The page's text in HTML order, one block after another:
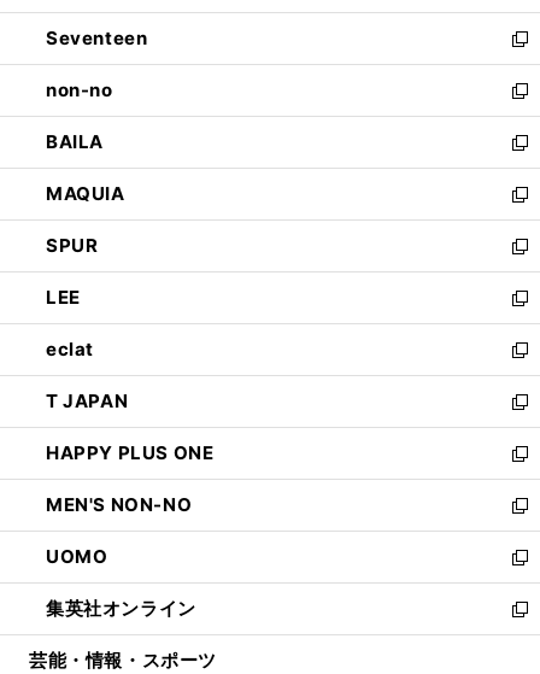
開
く
ウ
で
開
く
ン
ド
ウ
で
開
く
Seventeen
新
し
い
ウ
ィ
ン
ド
ウ
で
開
く
non-no
新
し
い
ウ
ィ
ン
ド
ウ
で
開
く
BAILA
新
し
い
ウ
ィ
ン
ド
ウ
で
開
く
MAQUIA
新
し
い
ウ
ィ
ン
ド
ウ
で
開
く
SPUR
新
し
い
ウ
ィ
ン
ド
ウ
で
開
く
LEE
新
し
い
ウ
ィ
ン
ド
ウ
で
開
く
eclat
新
し
い
ウ
ィ
ン
ド
ウ
で
開
く
T JAPAN
新
し
い
ウ
ィ
ン
ド
ウ
で
開
HAPPY PLUS ONE
新
し
い
ウ
ィ
ン
ド
ウ
MEN'S NON-NO
新
し
い
ウ
ィ
ン
UOMO
新
し
い
ウ
集英社オンライン
新
し
芸能・情報・スポーツ